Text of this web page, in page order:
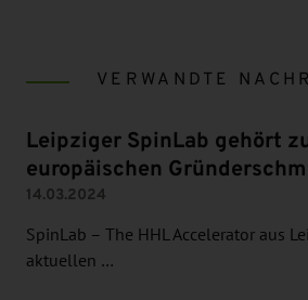
VERWANDTE
Leipziger SpinLab gehört
europäischen
14.03.2024
SpinLab – The HHL Accelerator aus
aktuellen …